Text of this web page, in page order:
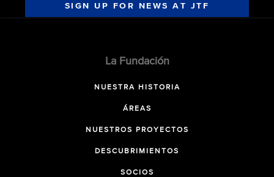
SIGN UP FOR NEWS AT JTF
La Fundación
NUESTRA HISTORIA
ÁREAS
NUESTROS PROYECTOS
DESCUBRIMIENTOS
SOCIOS